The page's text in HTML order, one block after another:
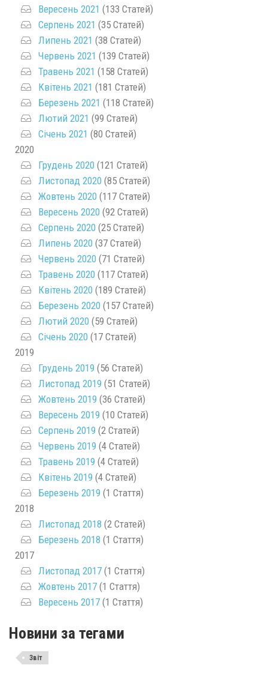
Вересень 2021 (133 Статей)
Серпень 2021 (35 Статей)
Липень 2021 (38 Статей)
Червень 2021 (139 Статей)
Травень 2021 (158 Статей)
Квітень 2021 (181 Статей)
Березень 2021 (118 Статей)
Лютий 2021 (99 Статей)
Січень 2021 (80 Статей)
2020
Грудень 2020 (121 Статей)
Листопад 2020 (85 Статей)
Жовтень 2020 (117 Статей)
Вересень 2020 (92 Статей)
Серпень 2020 (25 Статей)
Липень 2020 (37 Статей)
Червень 2020 (71 Статей)
Травень 2020 (117 Статей)
Квітень 2020 (189 Статей)
Березень 2020 (157 Статей)
Лютий 2020 (59 Статей)
Січень 2020 (17 Статей)
2019
Грудень 2019 (56 Статей)
Листопад 2019 (51 Статей)
Жовтень 2019 (36 Статей)
Вересень 2019 (10 Статей)
Серпень 2019 (2 Статей)
Червень 2019 (4 Статей)
Травень 2019 (4 Статей)
Квітень 2019 (4 Статей)
Березень 2019 (1 Стаття)
2018
Листопад 2018 (2 Статей)
Березень 2018 (1 Стаття)
2017
Листопад 2017 (1 Стаття)
Жовтень 2017 (1 Стаття)
Вересень 2017 (1 Стаття)
Новини за тегами
Звіт